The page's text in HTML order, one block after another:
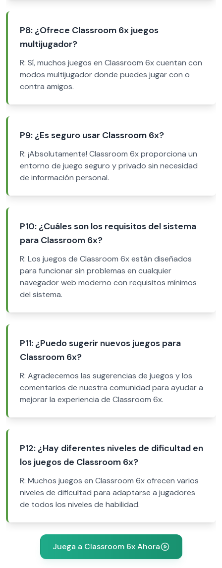
P8: ¿Ofrece Classroom 6x juegos
multijugador?
R: Sí, muchos juegos en Classroom 6x cuentan con
modos multijugador donde puedes jugar con o
contra amigos.
P9: ¿Es seguro usar Classroom 6x?
R: ¡Absolutamente! Classroom 6x proporciona un
entorno de juego seguro y privado sin necesidad
de información personal.
P10: ¿Cuáles son los requisitos del sistema
para Classroom 6x?
R: Los juegos de Classroom 6x están diseñados
para funcionar sin problemas en cualquier
navegador web moderno con requisitos mínimos
del sistema.
P11: ¿Puedo sugerir nuevos juegos para
Classroom 6x?
R: Agradecemos las sugerencias de juegos y los
comentarios de nuestra comunidad para ayudar a
mejorar la experiencia de Classroom 6x.
P12: ¿Hay diferentes niveles de dificultad en
los juegos de Classroom 6x?
R: Muchos juegos en Classroom 6x ofrecen varios
niveles de dificultad para adaptarse a jugadores
de todos los niveles de habilidad.
Juega a Classroom 6x Ahora